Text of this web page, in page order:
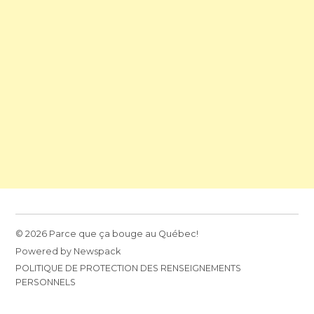
© 2026 Parce que ça bouge au Québec!
Powered by Newspack
POLITIQUE DE PROTECTION DES RENSEIGNEMENTS
PERSONNELS